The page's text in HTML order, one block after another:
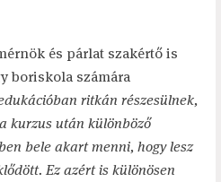
és párlat szakértő is
boriskola számára
ritkán részesülnek,
kurzus után különböző
bele akart menni, hogy lesz
Ez azért is különösen